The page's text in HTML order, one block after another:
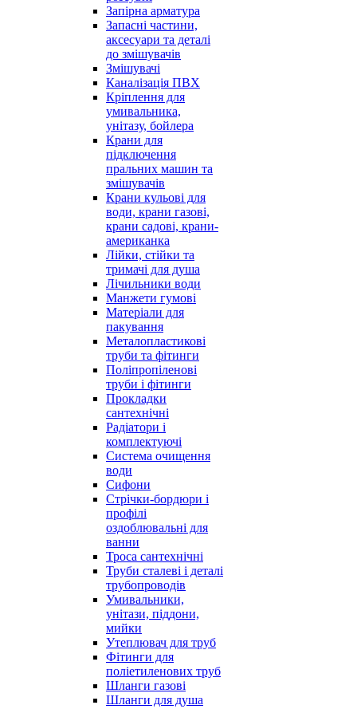
Запірна арматура
Запасні частини,
аксесуари та деталі
до змішувачів
Змішувачі
Каналізація ПВХ
Кріплення для
умивальника,
унітазу, бойлера
Крани для
підключення
пральних машин та
змішувачів
Крани кульові для
води, крани газові,
крани садові, крани-
американка
Лійки, стійки та
тримачі для душа
Лічильники води
Манжети гумові
Матеріали для
пакування
Металопластикові
труби та фітинги
Поліпропіленові
труби і фітинги
Прокладки
сантехнічні
Радіатори і
комплектуючі
Система очищення
води
Сифони
Стрічки-бордюри і
профілі
оздоблювальні для
ванни
Троса сантехнічні
Труби сталеві і деталі
трубопроводів
Умивальники,
унітази, піддони,
мийки
Утеплювач для труб
Фітинги для
поліетиленових труб
Шланги газові
Шланги для душа